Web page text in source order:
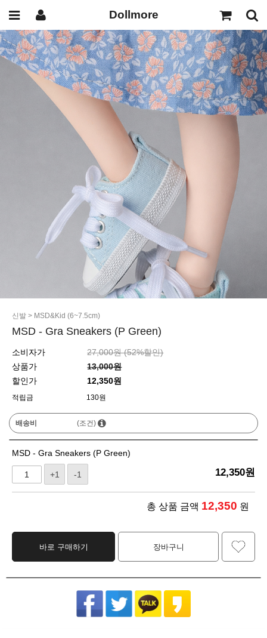
Dollmore
신발 > MSD&Kid (6~7.5cm)
MSD - Gra Sneakers (P Green)
소비자가 27,000원 (52%할인)
상품가
13,000원
할인가
12,350원
적립금 130원
배송비 (조건)
MSD - Gra Sneakers (P Green)
+1 -1 12,350원
총 상품 금액 12,350 원
바로 구매하기 장바구니